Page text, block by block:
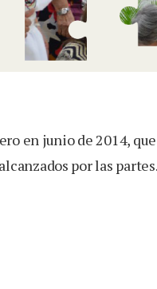
en junio de 2014,
por las partes.